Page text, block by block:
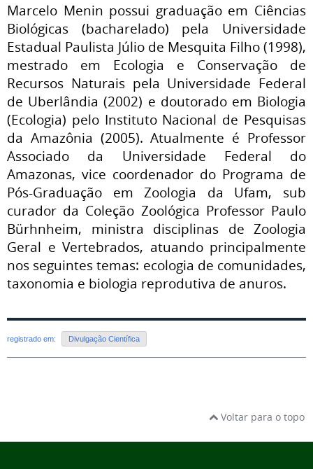
Marcelo Menin possui graduação em Ciências
Biológicas (bacharelado) pela Universidade
Estadual Paulista Júlio de Mesquita Filho (1998),
mestrado em Ecologia e Conservação de
Recursos Naturais pela Universidade Federal
de Uberlândia (2002) e doutorado em Biologia
(Ecologia) pelo Instituto Nacional de Pesquisas
da Amazônia (2005). Atualmente é Professor
Associado da Universidade Federal do
Amazonas, vice coordenador do Programa de
Pós-Graduação em Zoologia da Ufam, sub
curador da Coleção Zoológica Professor Paulo
Bürhnheim, ministra disciplinas de Zoologia
Geral e Vertebrados, atuando principalmente
nos seguintes temas: ecologia de comunidades,
taxonomia e biologia reprodutiva de anuros.
registrado em: Divulgação Científica
Voltar para o topo